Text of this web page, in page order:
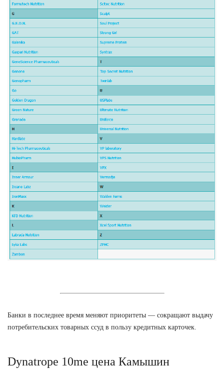
Банки в последнее время меняют приоритеты — сокращают выдачу
потребительских товарных ссуд в пользу кредитных карточек.
Dynatrope 10me цена Камышин